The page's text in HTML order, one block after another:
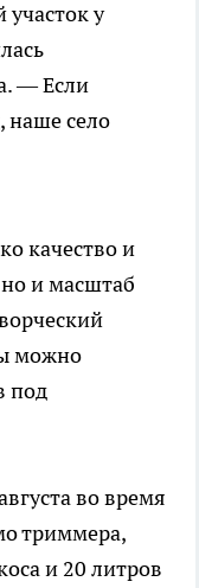
у
— Если
наше село
качество и
и масштаб
можно
под
во время
триммера,
и 20 литров